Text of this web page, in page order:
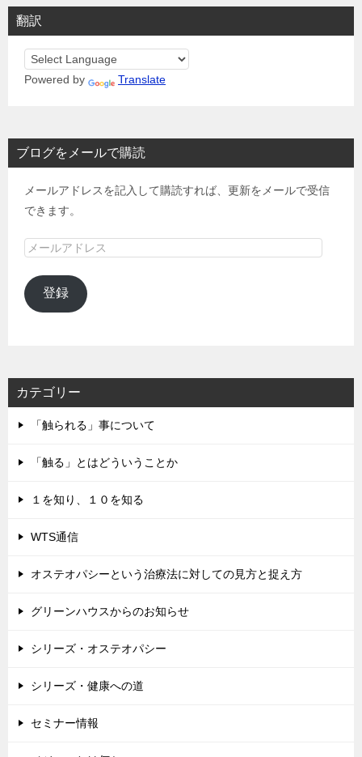
翻訳
Powered by Translate
ブログをメールで購読
メールアドレスを記入して購読すれば、更新をメールで受信
できます。
メ
ル
ア
登録
カテゴリー
「触られる」事について
「触る」とはどういうことか
１を知り、１０を知る
WTS通信
オステオパシーという治療法に対しての見方と捉え方
グリーンハウスからのお知らせ
シリーズ・オステオパシー
シリーズ・健康への道
セミナー情報